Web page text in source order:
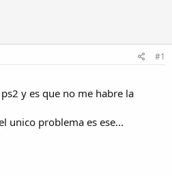
#1
y es que no me habre la
unico problema es ese...